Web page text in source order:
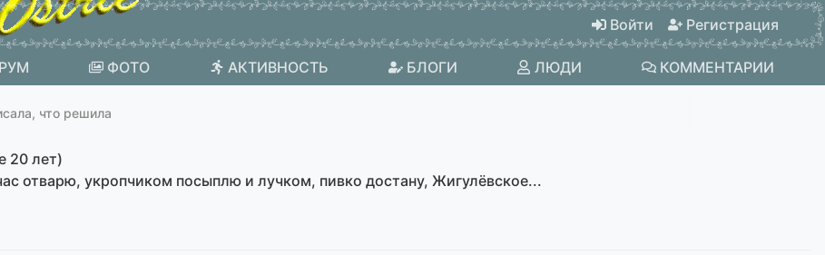
Войти Регистрация
ФОТО АКТИВНОСТЬ БЛОГИ ЛЮДИ КОММЕНТАРИИ
что решила
20 лет)
отварю, укропчиком посыплю и лучком, пивко достану, Жигулёвское...